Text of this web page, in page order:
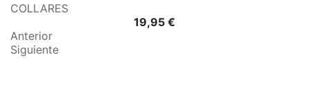
COLLARES
19,95 €
Anterior
Siguiente